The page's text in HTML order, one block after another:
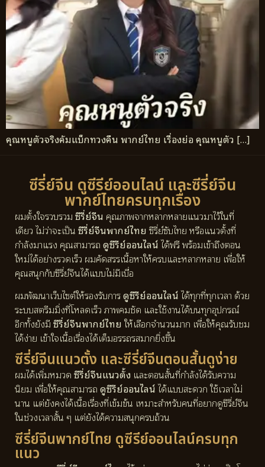
คุณหนูตัวจริงคัมแบ็กทวงคืน พากย์ไทย เรื่องย่อ คุณหนูตัว […]
ซีรี่ย์จีน ดูซีรีย์ออนไลน์ และซีรี่ย์จีน
พากย์ไทยครบทุกเรื่อง
ผมตั้งใจรวบรวมซีรี่ย์จีน คุณภาพจากหลากหลายแนวมาไว้ในที่
เดียว ไม่ว่าจะเป็นซีรี่ย์จีนพากย์ไทยซีรี่ย์ซับไทย หรือแนวตั้งที่
กำลังมาแรง คุณสามารถดูซีรีย์ออนไลน์ได้ฟรี พร้อมเข้าถึงตอน
ใหม่ได้อย่างรวดเร็ว ผมคัดสรรเนื้อหาให้ครบและหลากหลาย เพื่อให้
คุณสนุกกับซีรี่ย์จีนได้แบบไม่มีเบื่อ
ผมพัฒนาเว็บไซต์ให้รองรับการดูซีรีย์ออนไลน์ได้ทุกที่ทุกเวลา ด้วย
ระบบสตรีมมิ่งที่โหลดเร็ว ภาพคมชัด และใช้งานได้บนทุกอุปกรณ์
อีกทั้งยังมีซีรี่ย์จีนพากย์ไทยให้เลือกจำนวนมาก เพื่อให้คุณรับชม
ได้ง่าย เข้าใจเนื้อเรื่องได้เต็มอรรถรสมากยิ่งขึ้น
ซีรี่ย์จีนแนวตั้ง และซีรี่ย์จีนตอนสั้นดูง่าย
ผมได้เพิ่มหมวดซีรี่ย์จีนแนวตั้ง และตอนสั้นที่กำลังได้รับความ
นิยม เพื่อให้คุณสามารถดูซีรีย์ออนไลน์ได้แบบสะดวก ใช้เวลาไม่
นาน แต่ยังคงได้เนื้อเรื่องที่เข้มข้น เหมาะสำหรับคนที่อยากดูซีรี่ย์จีน
ในช่วงเวลาสั้น ๆ แต่ยังได้ความสนุกครบถ้วน
ซีรี่ย์จีนพากย์ไทย ดูซีรีย์ออนไลน์ครบทุก
แนว